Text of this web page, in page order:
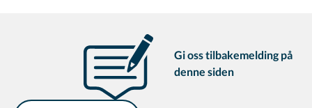
Gi oss tilbakemelding på
denne siden